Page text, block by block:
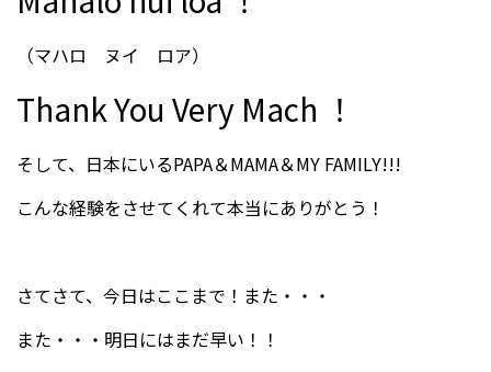
（マハロ ヌイ ロア）
Thank You Very Mach ！
そして、日本にいるPAPA＆MAMA＆MY FAMILY!!!
こんな経験をさせてくれて本当にありがとう！
さてさて、今日はここまで！また・・・
また・・・明日にはまだ早い！！